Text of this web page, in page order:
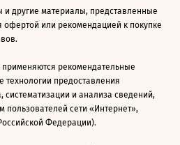
и другие материалы, представленные
офертой или рекомендацией к покупке
рекомендательные
предоставления
и анализа сведений,
пользователей сети «Интернет»,
Федерации).